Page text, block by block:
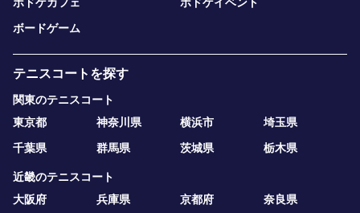
ボドゲカフェ
ボドゲイベント
ボードゲーム
テニスコートを探す
関東のテニスコート
東京都
神奈川県 横浜市
埼玉県
千葉県
群馬県 茨城県 栃木県
近畿のテニスコート
大阪府
兵庫県 京都府
奈良県